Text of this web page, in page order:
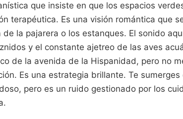
que insiste en que los espacios
terapéutica. Es una visión romántica que
la pajarera o los estanques. El sonido
y el constante ajetreo de las aves
de la avenida de la Hispanidad, pero no
Es una estrategia brillante. Te
pero es un ruido gestionado por los